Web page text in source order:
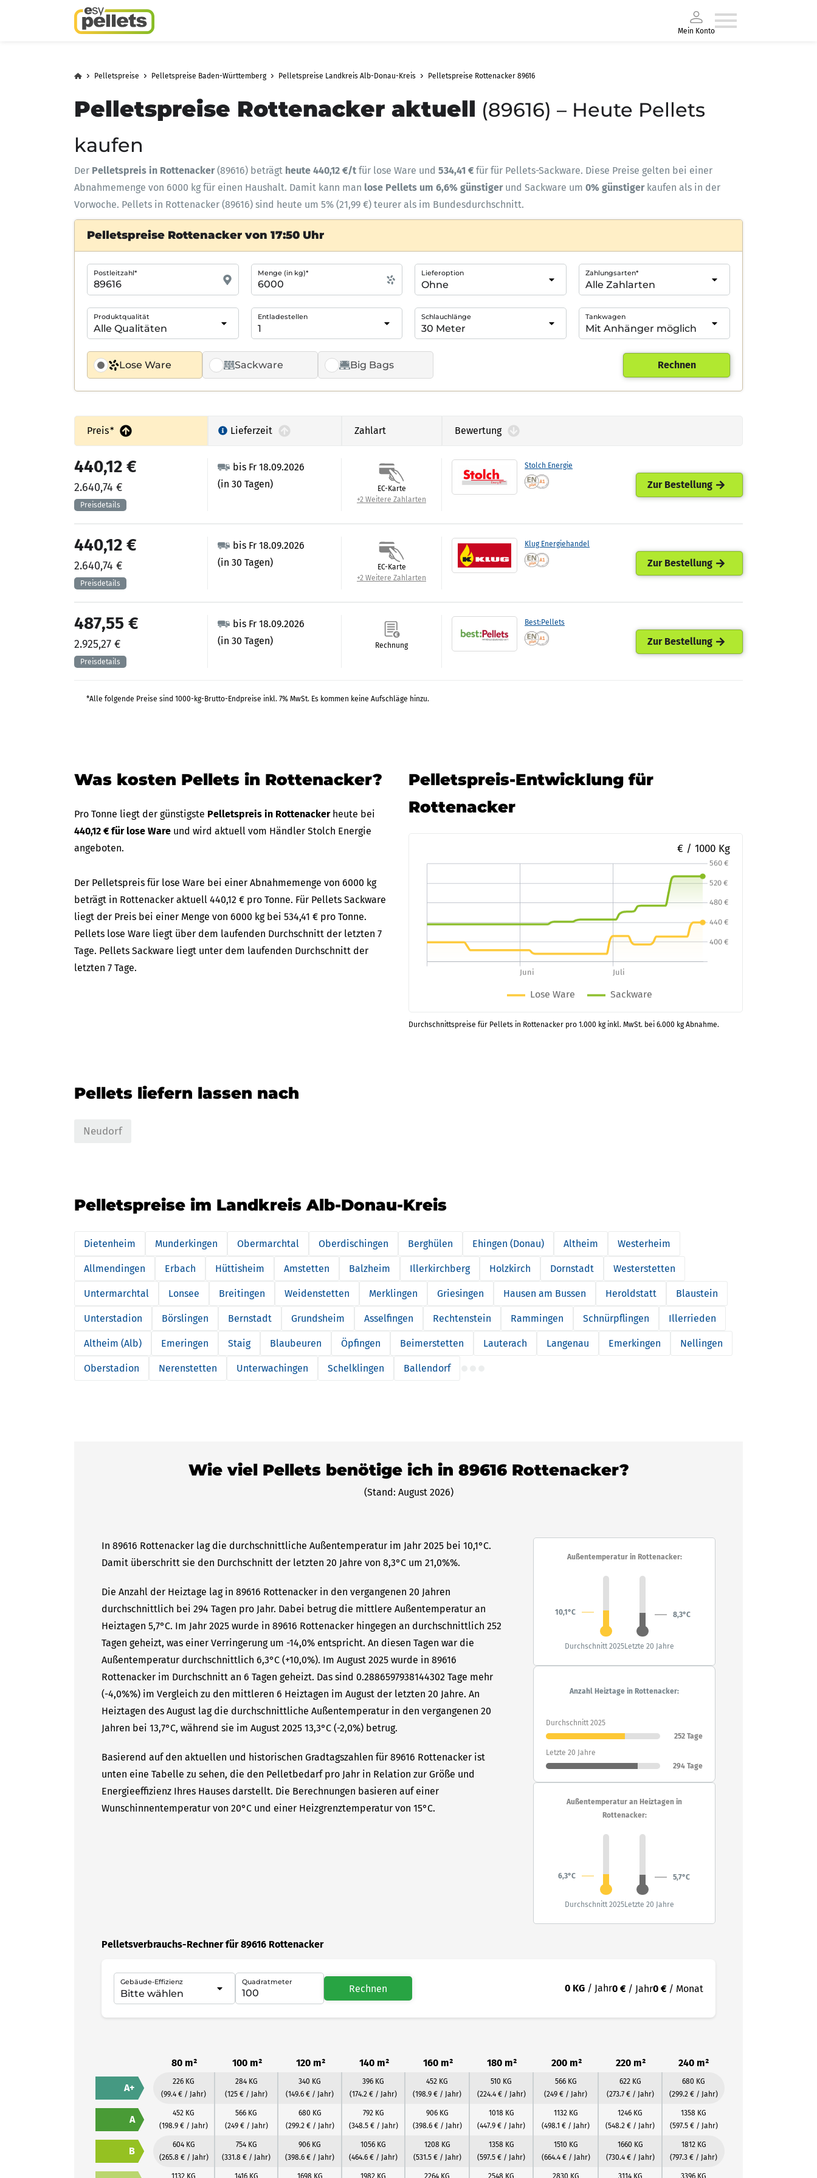
Mein Konto
Pelletspreise Pelletspreise Baden-Württemberg Pelletspreise Landkreis Alb-Donau-Kreis Pelletspreise Rottenacker 89616
Pelletspreise Rottenacker aktuell (89616) – Heute Pellets
kaufen
Der Pelletspreis in Rottenacker(89616) beträgt heute 440,12 €/t für lose Ware und 534,41 € für für Pellets-Sackware. Diese Preise gelten bei einer
Abnahmemenge von 6000 kg für einen Haushalt. Damit kann man lose Pellets um 6,6% günstiger und Sackware um 0% günstigerkaufen als in der
Vorwoche. Pellets in Rottenacker (89616) sind heute um 5% (21,99 €) teurer als im Bundesdurchschnitt.
Pelletspreise Rottenacker von 17:50 Uhr
Lose Ware Sackware Big Bags
Postleitzahl* Menge (in kg)* Lieferoption Zahlungsarten*
Produktqualität Entladestellen Schlauchlänge Tankwagen
Rechnen
Preis* Lieferzeit Zahlart Bewertung
Stolch Energie
bis Fr 18.09.2026
(in 30 Tagen)
440,12 €
2.640,74 €
EC-Karte
+2 Weitere Zahlarten
Zur Bestellung
Klug Energiehandel
bis Fr 18.09.2026
(in 30 Tagen)
440,12 €
2.640,74 €
EC-Karte
+2 Weitere Zahlarten
Zur Bestellung
Best:Pellets
bis Fr 18.09.2026
(in 30 Tagen)
487,55 €
2.925,27 € Rechnung Zur Bestellung
*Alle folgende Preise sind 1000-kg-Brutto-Endpreise inkl. 7% MwSt. Es kommen keine Aufschläge hinzu.
Was kosten Pellets in Rottenacker?
Pro Tonne liegt der günstigste Pelletspreis in Rottenacker heute bei
440,12 € für lose Ware und wird aktuell vom Händler Stolch Energie
angeboten.
Der Pelletspreis für lose Ware bei einer Abnahmemenge von 6000 kg
beträgt in Rottenacker aktuell 440,12 € pro Tonne. Für Pellets Sackware
liegt der Preis bei einer Menge von 6000 kg bei 534,41 € pro Tonne.
Pellets lose Ware liegt über dem laufenden Durchschnitt der letzten 7
Tage. Pellets Sackware liegt unter dem laufenden Durchschnitt der
letzten 7 Tage.
Pelletspreis-Entwicklung für
Rottenacker
€ / 1000 Kg
Durchschnittspreise für Pellets in Rottenacker pro 1.000 kg inkl. MwSt. bei 6.000 kg Abnahme.
Pellets liefern lassen nach
Neudorf
Pelletspreise im Landkreis Alb-Donau-Kreis
Dietenheim Munderkingen Obermarchtal Oberdischingen Berghülen Ehingen (Donau) Altheim Westerheim
Allmendingen Erbach Hüttisheim Amstetten Balzheim Illerkirchberg Holzkirch Dornstadt Westerstetten
Untermarchtal Lonsee Breitingen Weidenstetten Merklingen Griesingen Hausen am Bussen Heroldstatt Blaustein
Unterstadion Börslingen Bernstadt Grundsheim Asselfingen Rechtenstein Rammingen Schnürpflingen Illerrieden
Altheim (Alb) Emeringen Staig Blaubeuren Öpfingen Beimerstetten Lauterach Langenau Emerkingen Nellingen
Oberstadion Nerenstetten Unterwachingen Schelklingen Ballendorf
Wie viel Pellets benötige ich in 89616 Rottenacker?
(Stand: August 2026)
In 89616 Rottenacker lag die durchschnittliche Außentemperatur im Jahr 2025 bei 10,1°C.
Damit überschritt sie den Durchschnitt der letzten 20 Jahre von 8,3°C um 21,0%%.
Die Anzahl der Heiztage lag in 89616 Rottenacker in den vergangenen 20 Jahren
durchschnittlich bei 294 Tagen pro Jahr. Dabei betrug die mittlere Außentemperatur an
Heiztagen 5,7°C. Im Jahr 2025 wurde in 89616 Rottenacker hingegen an durchschnittlich 252
Tagen geheizt, was einer Verringerung um -14,0% entspricht. An diesen Tagen war die
Außentemperatur durchschnittlich 6,3°C (+10,0%). Im August 2025 wurde in 89616
Rottenacker im Durchschnitt an 6 Tagen geheizt. Das sind 0.2886597938144302 Tage mehr
(-4,0%%) im Vergleich zu den mittleren 6 Heiztagen im August der letzten 20 Jahre. An
Heiztagen des August lag die durchschnittliche Außentemperatur in den vergangenen 20
Jahren bei 13,7°C, während sie im August 2025 13,3°C (-2,0%) betrug.
Basierend auf den aktuellen und historischen Gradtagszahlen für 89616 Rottenacker ist
unten eine Tabelle zu sehen, die den Pelletbedarf pro Jahr in Relation zur Größe und
Energieeffizienz Ihres Hauses darstellt. Die Berechnungen basieren auf einer
Wunschinnentemperatur von 20°C und einer Heizgrenztemperatur von 15°C.
Außentemperatur in Rottenacker:
10,1°C 8,3°C
Durchschnitt 2025Letzte 20 Jahre
Anzahl Heiztage in Rottenacker:
Durchschnitt 2025
252 Tage
Letzte 20 Jahre
294 Tage
Außentemperatur an Heiztagen in
Rottenacker:
6,3°C 5,7°C
Durchschnitt 2025Letzte 20 Jahre
Pelletsverbrauchs-Rechner für 89616 Rottenacker
Gebäude-Effizienz Quadratmeter
Rechnen 0 KG / Jahr0 € / Jahr0 € / Monat
80 m² 100 m² 120 m² 140 m² 160 m² 180 m² 200 m² 220 m² 240 m²
A+
226 KG
(99.4 € / Jahr)
284 KG
(125 € / Jahr)
340 KG
(149.6 € / Jahr)
396 KG
(174.2 € / Jahr)
452 KG
(198.9 € / Jahr)
510 KG
(224.4 € / Jahr)
566 KG
(249 € / Jahr)
622 KG
(273.7 € / Jahr)
680 KG
(299.2 € / Jahr)
A
452 KG
(198.9 € / Jahr)
566 KG
(249 € / Jahr)
680 KG
(299.2 € / Jahr)
792 KG
(348.5 € / Jahr)
906 KG
(398.6 € / Jahr)
1018 KG
(447.9 € / Jahr)
1132 KG
(498.1 € / Jahr)
1246 KG
(548.2 € / Jahr)
1358 KG
(597.5 € / Jahr)
B
604 KG
(265.8 € / Jahr)
754 KG
(331.8 € / Jahr)
906 KG
(398.6 € / Jahr)
1056 KG
(464.6 € / Jahr)
1208 KG
(531.5 € / Jahr)
1358 KG
(597.5 € / Jahr)
1510 KG
(664.4 € / Jahr)
1660 KG
(730.4 € / Jahr)
1812 KG
(797.3 € / Jahr)
1132 KG 1416 KG 1698 KG 1982 KG 2264 KG 2548 KG 2830 KG 3114 KG 3396 KG